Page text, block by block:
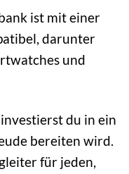
ist mit einer
darunter
und
du in ein
bereiten wird.
für jeden,